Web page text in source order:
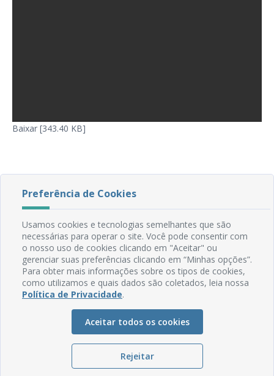
Baixar [343.40 KB]
CEP: 58.280-000 - Mamanguape/PB
Fone: (83) 3292-2246
Email: comunicacao@mamanguape.pb.gov.br
Expediente: Segunda à Sexta, das 08h às 13h
Preferência de Cookies
Usamos cookies e tecnologias semelhantes que são
necessárias para operar o site. Você pode consentir com
o nosso uso de cookies clicando em "Aceitar" ou
gerenciar suas preferências clicando em “Minhas opções”.
Para obter mais informações sobre os tipos de cookies,
como utilizamos e quais dados são coletados, leia nossa
Política de Privacidade.
Aceitar todos os cookies
Rejeitar